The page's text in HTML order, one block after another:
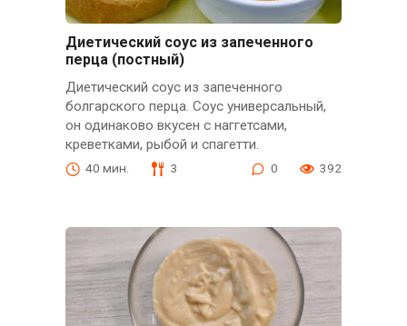
Диетический соус из запеченного
перца (постный)
Диетический соус из запеченного
болгарского перца. Соус универсальный,
он одинаково вкусен с наггетсами,
креветками, рыбой и спагетти.
40 мин. 3 0 392